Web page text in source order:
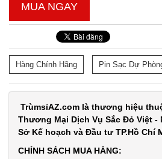
MUA NGAY
Hàng Chính Hãng Pin Sạc Dự
TrùmsỉAZ.com là thương hiệu
Thương Mại Dịch Vụ Sắc Đỏ Việt -
Sở Kế hoạch và Đầu tư TP.Hồ Chí
CHÍNH SÁCH MUA HÀNG: